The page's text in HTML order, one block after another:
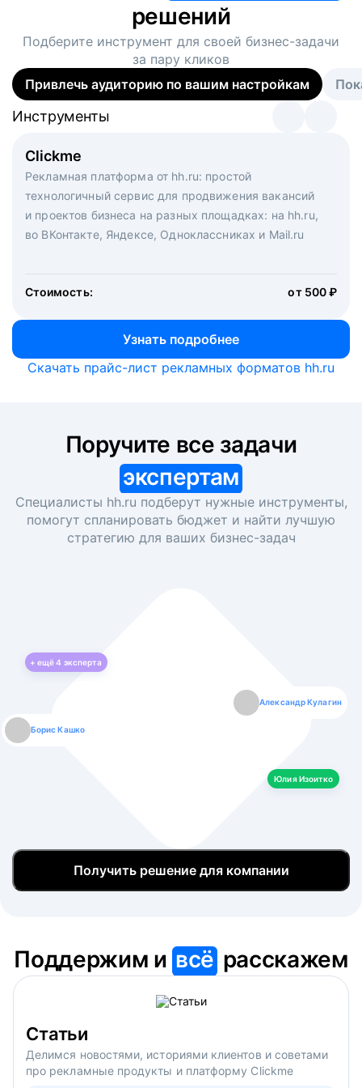
решений
Подберите инструмент для своей бизнес-задачи
за пару кликов
Привлечь аудиторию по вашим настройкам
Clickme
Рекламная платформа от hh.ru: простой
технологичный сервис для продвижения вакансий
и проектов бизнеса на разных площадках: на hh.ru,
во ВКонтакте, Яндексе, Одноклассниках и Mail.ru
Стоимость: от 500 ₽
Узнать подробнее
Инструменты
Вакансия дня
Рекламный формат для вакансий на главной странице
hh.ru. Увеличивает количество откликов
Инструменты
Массовый подбор под ключ. Решите, сколько
кандидатов и когда вам нужно, и за дело возьмутся
маркетологи, рекрутеры и проектные менеджеры
hh.ru с целым набором digital-инструментов
Инструменты
Скачать прайс-лист рекламных форматов hh.ru
экспертам
Специалисты hh.ru подберут нужные инструменты,
помогут спланировать бюджет и найти лучшую
стратегию для ваших бизнес-задач
+ ещё4 эксперта
Борис Кашко
Александр Кулагин
Юлия Изоитко
Юлия Изоитко
Даниил Макаров
Александр Кулагин
Екатерина Лазаренко
Даниил Макаров
Борис Кашко
Екатерина Лазаренко
Юлия Изоитко
Получить решение для компании
Поддержим ивсё расскажем
Статьи
Делимся новостями, историями клиентов и советами
про рекламные продукты и платформу Clickme